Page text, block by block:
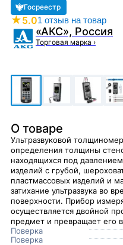
Госреестр
★5.01 отзыв на товар
«АКС», Россия
Торговая марка ›
О товаре
Ультразвуковой
определения толщины
находящихся под
изделий с грубой,
пластмассовых изделий и
затихание ультразвука во
поверхности. Прибор
осуществляется двойной
предмет и превращает его
Поверка
Поверка